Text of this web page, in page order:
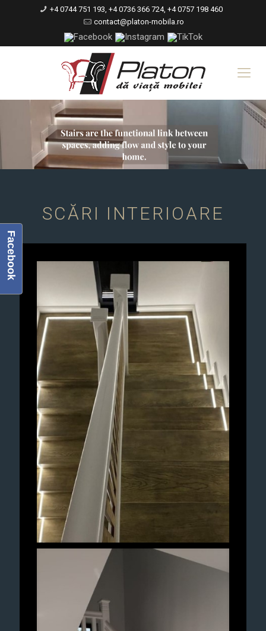
+4 0744 751 193, +4 0736 366 724, +4 0757 198 460
contact@platon-mobila.ro
SCĂRI INTERIOARE
Facebook